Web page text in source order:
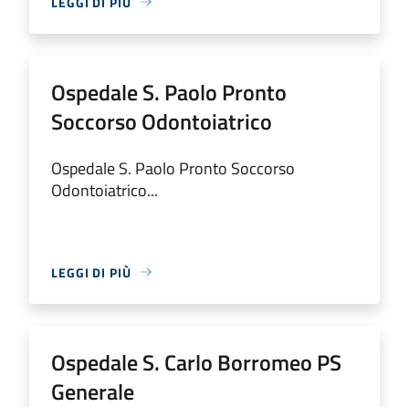
Ospedale S. Paolo Pronto
Soccorso Odontoiatrico
Ospedale S. Paolo Pronto Soccorso
Odontoiatrico...
LEGGI DI PIÙ
Ospedale S. Carlo Borromeo PS
Generale